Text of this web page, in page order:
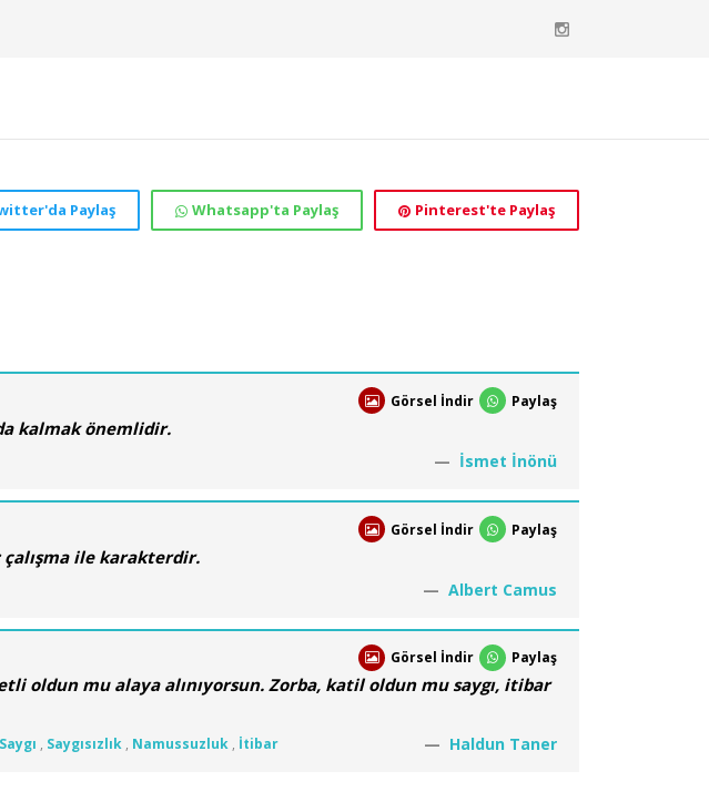
Pinterest'te Paylaş
Whatsapp'ta Paylaş
Paylaş
Görsel İndir Paylaş
kalmak önemlidir.
İsmet İnönü
Görsel İndir Paylaş
ile karakterdir.
Albert Camus
Görsel İndir Paylaş
oldun mu alaya alınıyorsun. Zorba, katil oldun mu saygı, itibar
Haldun Taner
Saygı , Saygısızlık, Namussuzluk, İtibar